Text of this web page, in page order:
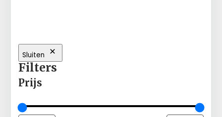
Sluiten
Filters
Prijs